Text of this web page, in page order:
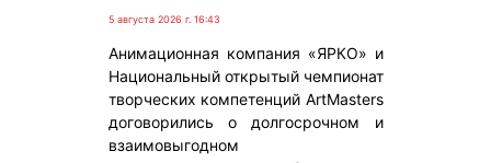
5 августа 2026 г. 16:43
Анимационная компания «ЯРКО» и
Национальный открытый чемпионат
творческих компетенций ArtMasters
договорились о долгосрочном и
взаимовыгодном